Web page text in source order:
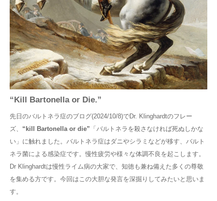
“Kill Bartonella or Die.”
先日のバルトネラ症のブログ(2024/10/8)でDr. Klinghardtのフレー
ズ、 “kill Bartonella or die” 「バルトネラを殺さなければ死ぬしかな
い」に触れました。バルトネラ症はダニやシラミなどが移す、バルト
ネラ菌による感染症です。慢性疲労や様々な体調不良を起こします。
Dr Klinghardtは慢性ライム病の大家で、知徳も兼ね備えた多くの尊敬
を集める方です。今回はこの大胆な発言を深掘りしてみたいと思いま
す。